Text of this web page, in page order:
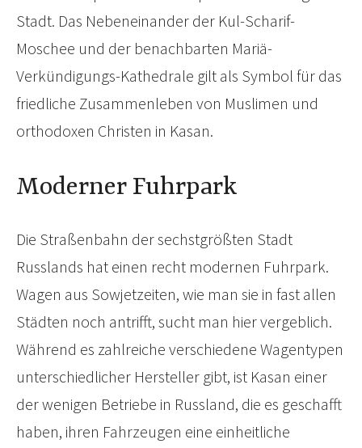
Stadt. Das Nebeneinander der Kul-Scharif-
Moschee und der benachbarten Mariä-
Verkündigungs-Kathedrale gilt als Symbol für das
friedliche Zusammenleben von Muslimen und
orthodoxen Christen in Kasan.
Moderner Fuhrpark
Die Straßenbahn der sechstgrößten Stadt
Russlands hat einen recht modernen Fuhrpark.
Wagen aus Sowjetzeiten, wie man sie in fast allen
Städten noch antrifft, sucht man hier vergeblich.
Während es zahlreiche verschiedene Wagentypen
unterschiedlicher Hersteller gibt, ist Kasan einer
der wenigen Betriebe in Russland, die es geschafft
haben, ihren Fahrzeugen eine einheitliche